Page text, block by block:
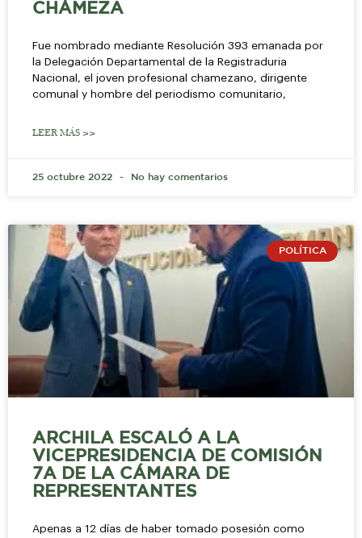
CHÁMEZA
Fue nombrado mediante Resolución 393 emanada por
la Delegación Departamental de la Registraduria
Nacional, el joven profesional chamezano, dirigente
comunal y hombre del periodismo comunitario,
LEER MÁS >>
25 octubre 2022 No hay comentarios
POLÍTICA
ARCHILA ESCALÓ A LA
VICEPRESIDENCIA DE COMISIÓN
7A DE LA CÁMARA DE
REPRESENTANTES
Apenas a 12 días de haber tomado posesión como